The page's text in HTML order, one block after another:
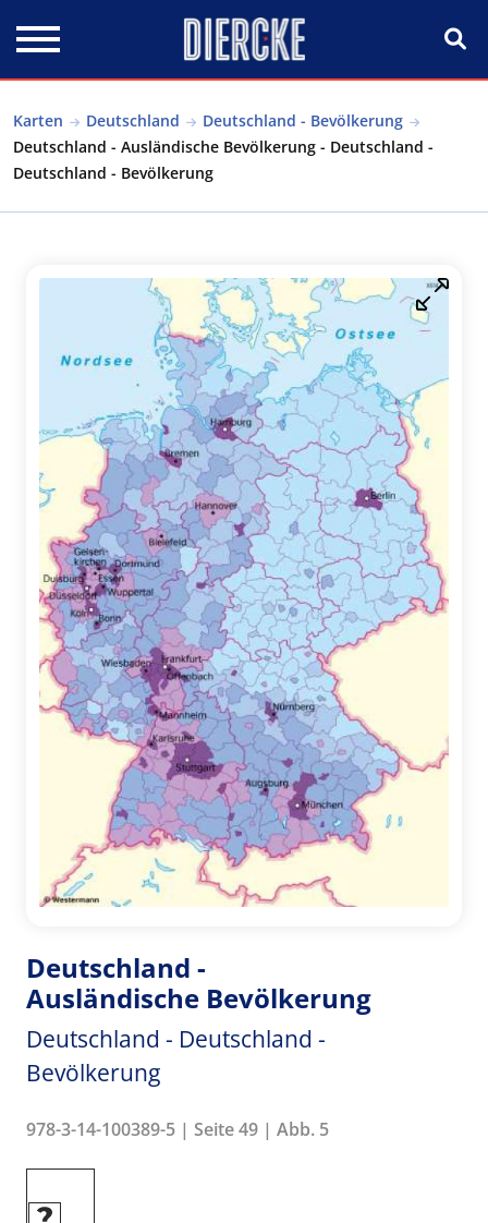
Karten Deutschland
Deutschland - Bevölkerung
Deutschland - Ausländische Bevölkerung - Deutschland -
Deutschland - Bevölkerung
Deutschland -
Ausländische Bevölkerung
Deutschland - Deutschland -
Bevölkerung
978-3-14-100389-5 | Seite 49 | Abb. 5